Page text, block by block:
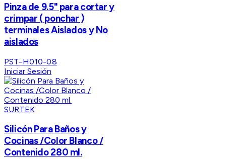
Pinza de 9.5" para cortar y
crimpar ( ponchar )
terminales Aislados y No
aislados
PST-H010-08
Iniciar Sesión
SURTEK
Silicón Para Baños y
Cocinas /Color Blanco /
Contenido 280 ml.